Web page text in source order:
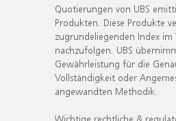
Quotierungen von UBS
Produkten. Diese Produkte
zugrundeliegenden Index im
nachzufolgen. UBS
Gewährleistung für die
Vollständigkeit oder
angewandten Methodik.